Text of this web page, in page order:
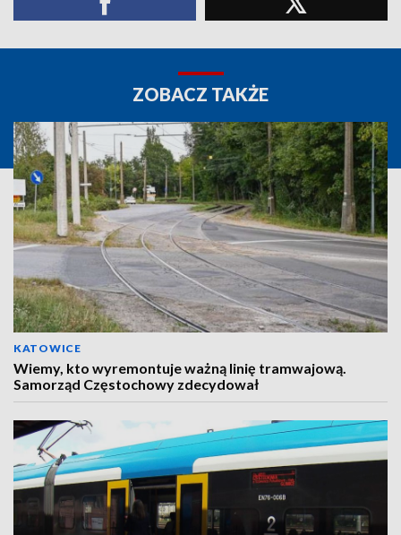
ZOBACZ TAKŻE
KATOWICE
Wiemy, kto wyremontuje ważną linię tramwajową.
Samorząd Częstochowy zdecydował